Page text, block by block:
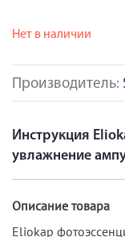
Производитель:
Нет в наличии
Инструкция
увлажнение
Описание товара
Eliokap